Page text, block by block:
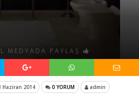
MEDYADA PAYLAŞ
Haziran 2014 0 YORUM admin